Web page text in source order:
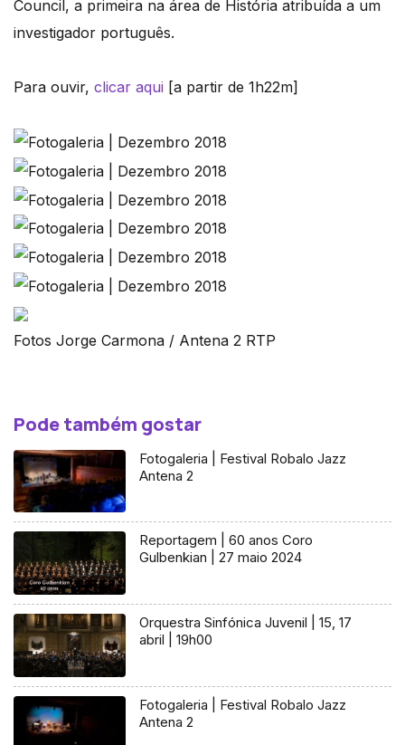
Council, a primeira na área de História atribuída a um
investigador português.
Para ouvir, clicar aqui [a partir de 1h22m]
Fotos Jorge Carmona / Antena 2 RTP
Pode também gostar
Fotogaleria | Festival Robalo Jazz
Antena 2
Reportagem | 60 anos Coro
Gulbenkian | 27 maio 2024
Orquestra Sinfónica Juvenil | 15, 17
abril | 19h00
Fotogaleria | Festival Robalo Jazz
Antena 2